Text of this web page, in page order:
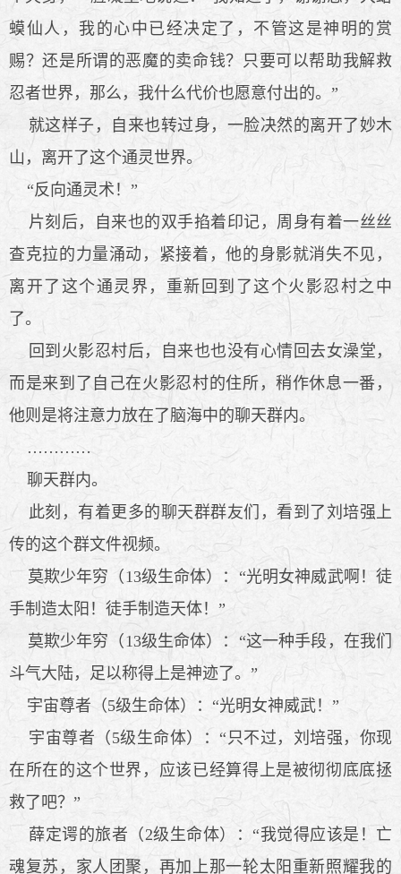
蟆仙人，我的心中已经决定了，不管这是神明的赏
赐？还是所谓的恶魔的卖命钱？只要可以帮助我解救
忍者世界，那么，我什么代价也愿意付出的。”
就这样子，自来也转过身，一脸决然的离开了妙木
山，离开了这个通灵世界。
“反向通灵术！”
片刻后，自来也的双手掐着印记，周身有着一丝丝
查克拉的力量涌动，紧接着，他的身影就消失不见，
离开了这个通灵界，重新回到了这个火影忍村之中
了。
回到火影忍村后，自来也也没有心情回去女澡堂，
而是来到了自己在火影忍村的住所，稍作休息一番，
他则是将注意力放在了脑海中的聊天群内。
…………
聊天群内。
此刻，有着更多的聊天群群友们，看到了刘培强上
传的这个群文件视频。
莫欺少年穷（13级生命体）：“光明女神威武啊！徒
手制造太阳！徒手制造天体！”
莫欺少年穷（13级生命体）：“这一种手段，在我们
斗气大陆，足以称得上是神迹了。”
宇宙尊者（5级生命体）：“光明女神威武！”
宇宙尊者（5级生命体）：“只不过，刘培强，你现
在所在的这个世界，应该已经算得上是被彻彻底底拯
救了吧？”
薛定谔的旅者（2级生命体）：“我觉得应该是！亡
魂复苏，家人团聚，再加上那一轮太阳重新照耀我的